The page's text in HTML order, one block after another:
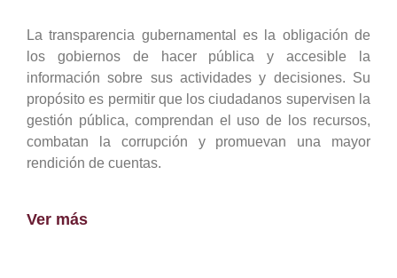
La transparencia gubernamental es la obligación de
los gobiernos de hacer pública y accesible la
información sobre sus actividades y decisiones. Su
propósito es permitir que los ciudadanos supervisen la
gestión pública, comprendan el uso de los recursos,
combatan la corrupción y promuevan una mayor
rendición de cuentas.
Ver más